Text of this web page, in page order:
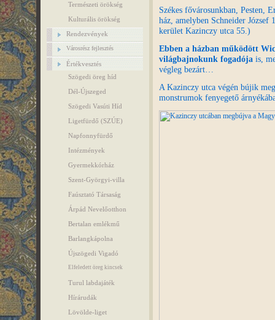
Természeti örökség
Kulturális örökség
Rendezvények
Városrész fejlesztés
Értékvesztés
Szögedi öreg híd
Dél-Újszeged
Szögedi Vasúti Híd
Ligetfürdő (SZÚE)
Napfonnyfürdő
Intézmények
Gyermekkórház
Szent-Györgyi-villa
Faúsztató Társaság
Árpád Nevelőotthon
Bertalan emlékmű
Barlangkápolna
Újszögedi Vigadó
Elfeledett öreg kincsek
Turul labdajáték
Hírárudák
Lövölde-liget
Székes fővárosunkban, Pesten,
ház, amelyben Schneider
kerület Kazinczy utca 55.)
Ebben a házban működött
világbajnokunk fogadójais,
végleg bezárt…
A Kazinczy utca végén bújik
monstrumok fenyegető